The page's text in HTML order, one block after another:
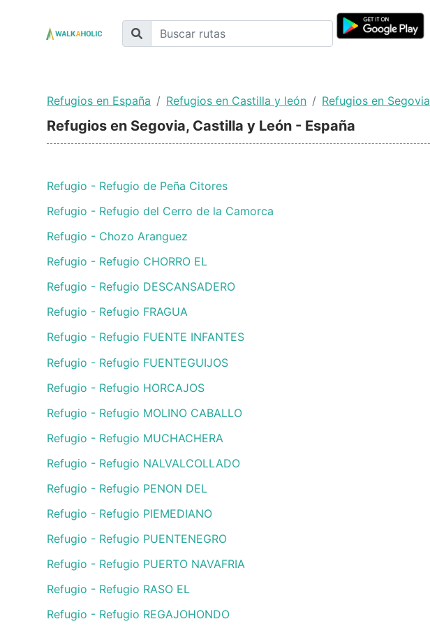
Refugios en España Refugios en Castilla y león Refugios en Segovia
Refugios en Segovia, Castilla y León - España
Refugio - Refugio de Peña Citores
Refugio - Refugio del Cerro de la Camorca
Refugio - Chozo Aranguez
Refugio - Refugio CHORRO EL
Refugio - Refugio DESCANSADERO
Refugio - Refugio FRAGUA
Refugio - Refugio FUENTE INFANTES
Refugio - Refugio FUENTEGUIJOS
Refugio - Refugio HORCAJOS
Refugio - Refugio MOLINO CABALLO
Refugio - Refugio MUCHACHERA
Refugio - Refugio NALVALCOLLADO
Refugio - Refugio PENON DEL
Refugio - Refugio PIEMEDIANO
Refugio - Refugio PUENTENEGRO
Refugio - Refugio PUERTO NAVAFRIA
Refugio - Refugio RASO EL
Refugio - Refugio REGAJOHONDO